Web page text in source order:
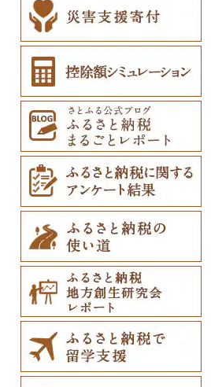
（12,405）
（1,204）
防災グッズ（2,428）
その他雑貨（28,496）
その他アクセサリー
097）
マフラー・手袋（79
その他服飾小物（8,80
7）